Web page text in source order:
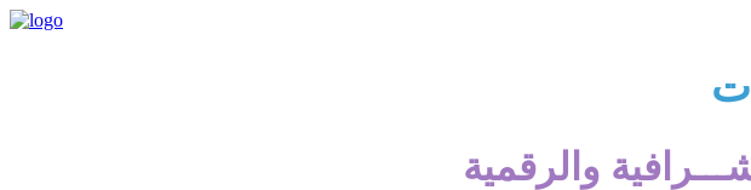
والرقمية